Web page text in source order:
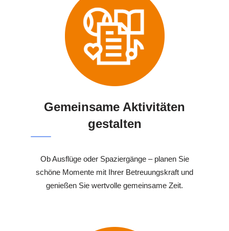
Gemeinsame Aktivitäten
gestalten
Ob Ausflüge oder Spaziergänge – planen Sie
schöne Momente mit Ihrer Betreuungskraft und
genießen Sie wertvolle gemeinsame Zeit.